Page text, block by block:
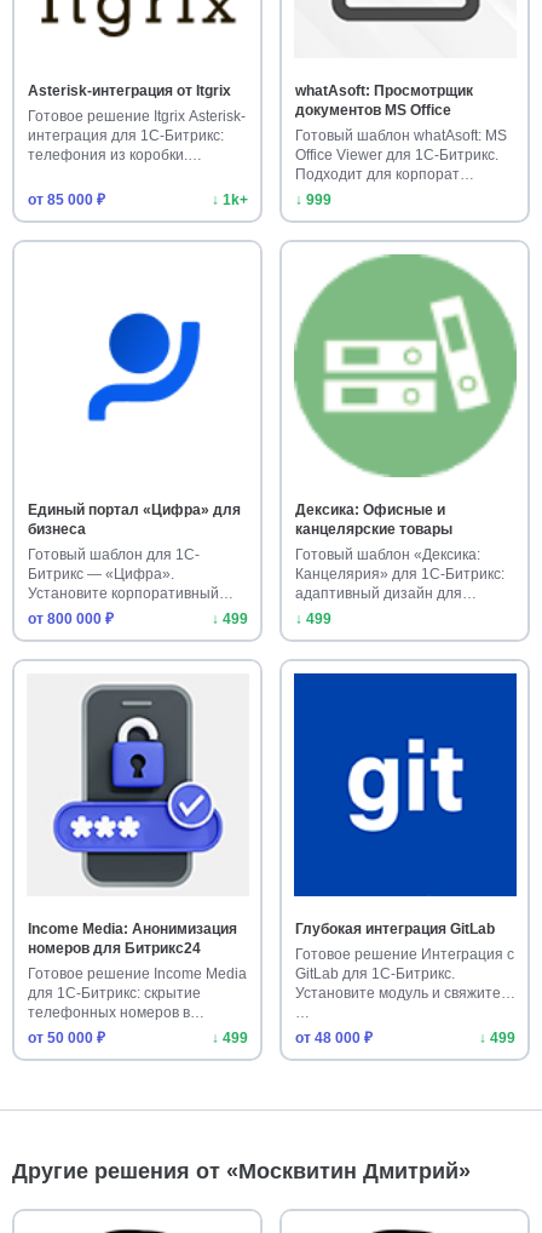
Asterisk-интеграция от Itgrix
Готовое решение Itgrix Asterisk-
интеграция для 1С-Битрикс:
телефония из коробки.…
от 85 000 ₽ ↓ 1k+
whatAsoft: Просмотрщик
документов MS Office
Готовый шаблон whatAsoft: MS
Office Viewer для 1С-Битрикс.
Подходит для корпорат…
↓ 999
Единый портал «Цифра» для
бизнеса
Готовый шаблон для 1С-
Битрикс — «Цифра».
Установите корпоративный
портал с модул…
от 800 000 ₽ ↓ 499
Дексика: Офисные и
канцелярские товары
Готовый шаблон «Дексика:
Канцелярия» для 1С-Битрикс:
адаптивный дизайн для
интер…
↓ 499
Income Media: Анонимизация
номеров для Битрикс24
Готовое решение Income Media
для 1С-Битрикс: скрытие
телефонных номеров в
Битрик…
от 50 000 ₽ ↓ 499
Глубокая интеграция GitLab
Готовое решение Интеграция с
GitLab для 1С-Битрикс.
Установите модуль и свяжите
от 48 000 ₽
↓ 499
Другие решения от «Москвитин Дмитрий»